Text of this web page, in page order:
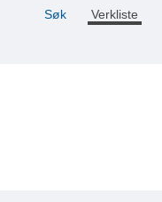
Søk Verkliste